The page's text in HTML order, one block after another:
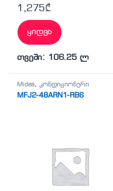
1,275₾
ყიდვა
თვეში: 106.25 ლ
Midea,კონდიციონერი
MFJ2-48ARN1-RB6